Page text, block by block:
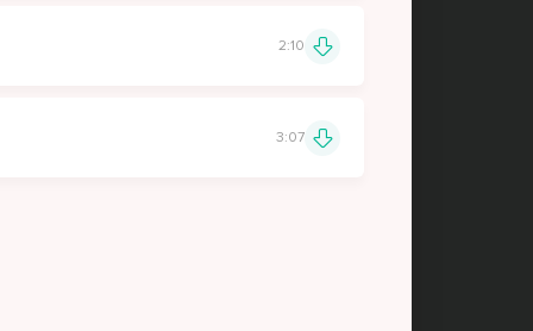
2:10
3:07